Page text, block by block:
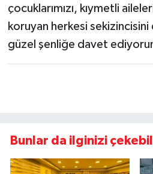
çocuklarımızı, kıymetli
koruyan herkesi
güzel şenliğe davet
Bunlar da ilginizi